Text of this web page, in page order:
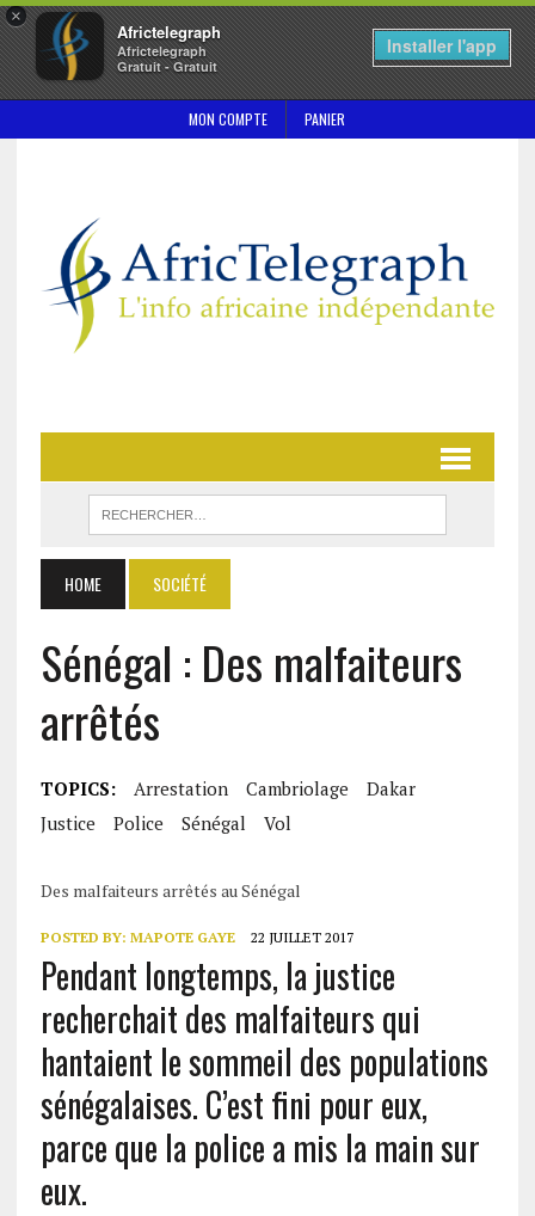
×
Africtelegraph
Africtelegraph
Gratuit - Gratuit
Installer l'app
MON COMPTE PANIER
HOME SOCIÉTÉ
Sénégal : Des malfaiteurs
arrêtés
TOPICS: Arrestation Cambriolage
Dakar
Justice
Police Sénégal Vol
Des malfaiteurs arrêtés au Sénégal
POSTED BY: MAPOTE GAYE 22 JUILLET 2017
Pendant longtemps, la justice
recherchait des malfaiteurs qui
hantaient le sommeil des populations
sénégalaises. C’est fini pour eux,
parce que la police a mis la main sur
eux.